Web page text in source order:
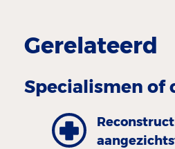
Gerelateerd
Specialismen of